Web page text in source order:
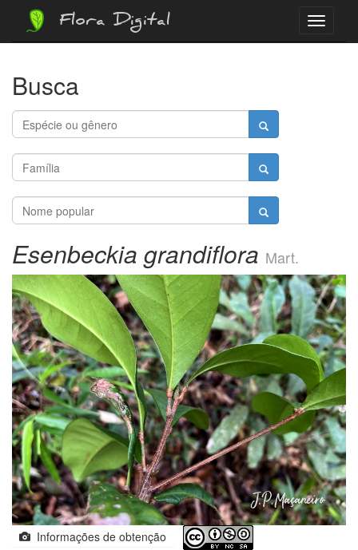
Menu
Flora Digital
Busca
Esenbeckia grandiflora Mart.
Informações de obtenção